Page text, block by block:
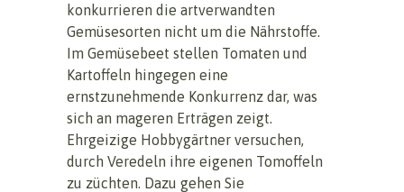
konkurrieren die artverwandten
Gemüsesorten nicht um die Nährstoffe.
Im Gemüsebeet stellen Tomaten und
Kartoffeln hingegen eine
ernstzunehmende Konkurrenz dar, was
sich an mageren Erträgen zeigt.
Ehrgeizige Hobbygärtner versuchen,
durch Veredeln ihre eigenen Tomoffeln
zu züchten. Dazu gehen Sie